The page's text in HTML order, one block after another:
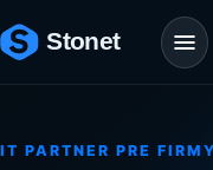
IT PARTNER PRE